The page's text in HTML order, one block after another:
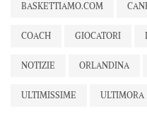
BASKETTIAMO.COM
COACH GIOCATORI
NOTIZIE ORLANDINA
ULTIMISSIME ULTIMORA